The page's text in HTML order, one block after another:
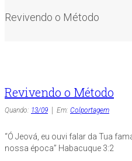
Revivendo o Método
Revivendo o Método
Quando: 13/09 Em: Colportagem
“Ó Jeová, eu ouvi falar da Tua
nossa época” Habacuque 3:2